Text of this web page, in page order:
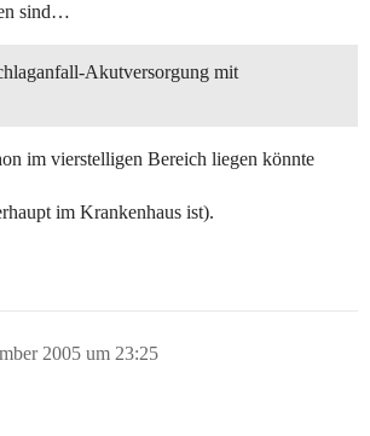
sind…
Akutversorgung mit
im vierstelligen Bereich liegen könnte
im Krankenhaus ist).
2005 um 23:25